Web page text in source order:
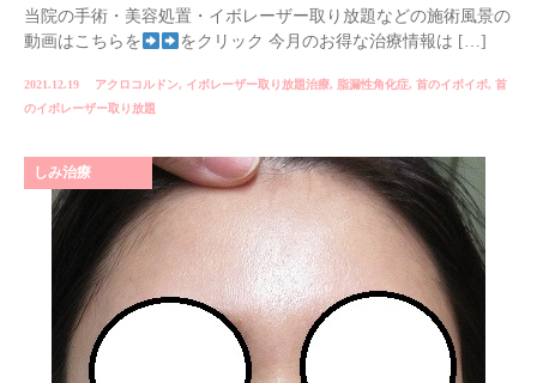
当院の手術・美容処置・イボレーザー取り放題などの施術風景の
動画はこちらを
をクリック 今月のお得な治療情報は […]
2021.12.19 アクロコルドン, イボレーザー取り放題治療, 脂漏性角化症, 首のイボイボ, 首
のイボレーザー取り放題
しみ治療